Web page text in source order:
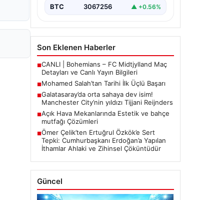
BTC 3067256 ▲ +0.56%
Son Eklenen Haberler
■CANLI | Bohemians – FC Midtjylland Maç
Detayları ve Canlı Yayın Bilgileri
■Mohamed Salah’tan Tarihi İlk Üçlü Başarı
■Galatasaray’da orta sahaya dev isim!
Manchester City’nin yıldızı Tijjani Reijnders
■Açık Hava Mekanlarında Estetik ve bahçe
mutfağı Çözümleri
■Ömer Çelik’ten Ertuğrul Özkök’e Sert
Tepki: Cumhurbaşkanı Erdoğan’a Yapılan
İthamlar Ahlaki ve Zihinsel Çöküntüdür
Güncel